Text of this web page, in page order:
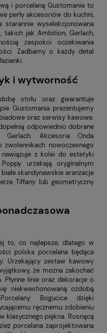
i porcelaną Gustomania to
perły akcesoriów do kuchni,
starannie wyselekcjonowana
takich jak Ambition, Gerlach,
zaspokoi oczekiwania
Zadbamy o każdy detal
i wytworność
stołu oraz gwarantuje
Gustomania prezentujemy
oraz serwisy kawowe.
odpowiednio dobrane
Akcesoria Onda
nowoczesnego
z kolei do estetyki
urzekają oryginalnym
skandynawskie aranżacje
Tiffany lub geometryczny
to, co najlepsze, dlatego w
polska porcelana będąca
Urzekający zestaw kawowy
że można zakochać
linie oraz dekoracje o
niekwestionowaną ozdobą
Bogucice dzięki
ręcznemu zdobieniu
klasycznego piękna. Rosnącą
porcelana zaprojektowana